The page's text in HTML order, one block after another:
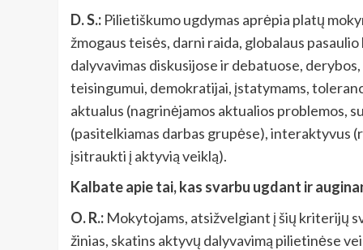
D. S.: Pilietiškumo ugdymas aprėpia platų
žmogaus teisės, darni raida, globalaus
dalyvavimas diskusijose ir debatuose,
teisingumui, demokratijai, įstatymams,
aktualus (nagrinėjamos aktualios problemos,
(pasitelkiamas darbas grupėse), interaktyvus
įsitraukti į aktyvią veiklą).
Kalbate apie tai, kas svarbu ugdant ir
O. R.: Mokytojams, atsižvelgiant į šių kriterijų
žinias, skatins aktyvų dalyvavimą pilietinėse